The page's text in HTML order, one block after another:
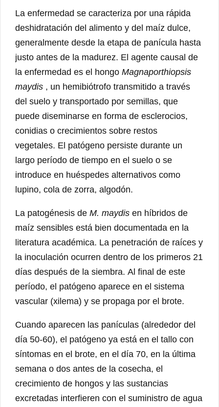
La enfermedad se caracteriza por una rápida
deshidratación del alimento y del maíz dulce,
generalmente desde la etapa de panícula hasta
justo antes de la madurez. El agente causal de
la enfermedad es el hongo Magnaporthiopsis
maydis , un hemibiótrofo transmitido a través
del suelo y transportado por semillas, que
puede diseminarse en forma de esclerocios,
conidias o crecimientos sobre restos
vegetales. El patógeno persiste durante un
largo período de tiempo en el suelo o se
introduce en huéspedes alternativos como
lupino, cola de zorra, algodón.
La patogénesis de M. maydis en híbridos de
maíz sensibles está bien documentada en la
literatura académica. La penetración de raíces y
la inoculación ocurren dentro de los primeros 21
días después de la siembra. Al final de este
período, el patógeno aparece en el sistema
vascular (xilema) y se propaga por el brote.
Cuando aparecen las panículas (alrededor del
día 50-60), el patógeno ya está en el tallo con
síntomas en el brote, en el día 70, en la última
semana o dos antes de la cosecha, el
crecimiento de hongos y las sustancias
excretadas interfieren con el suministro de agua